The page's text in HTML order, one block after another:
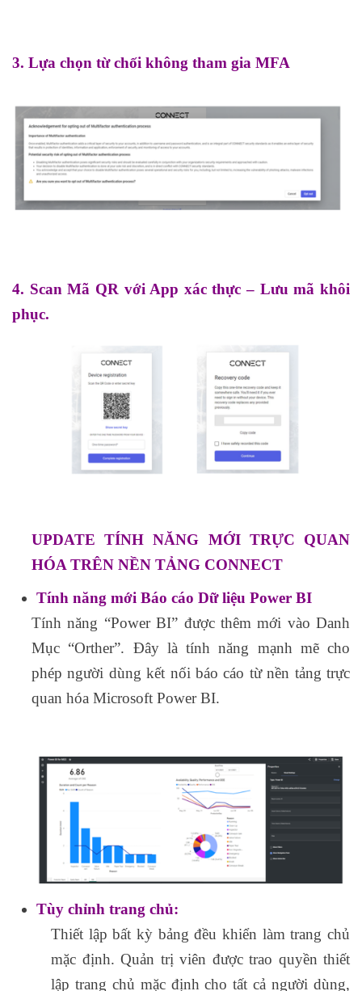
3. Lựa chọn từ chối không tham gia MFA
4. Scan Mã QR với App xác thực – Lưu mã khôi
phục.
UPDATE TÍNH NĂNG MỚI TRỰC QUAN
HÓA TRÊN NỀN TẢNG CONNECT
Tính năng mới Báo cáo Dữ liệu Power BI
Tính năng “Power BI” được thêm mới vào Danh
Mục “Orther”. Đây là tính năng mạnh mẽ cho
phép người dùng kết nối báo cáo từ nền tảng trực
quan hóa Microsoft Power BI.
Tùy chỉnh trang chủ:
Thiết lập bất kỳ bảng đều khiển làm trang chủ
mặc định. Quản trị viên được trao quyền thiết
lập trang chủ mặc định cho tất cả người dùng,